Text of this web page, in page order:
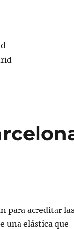
para acreditar las
una elástica que